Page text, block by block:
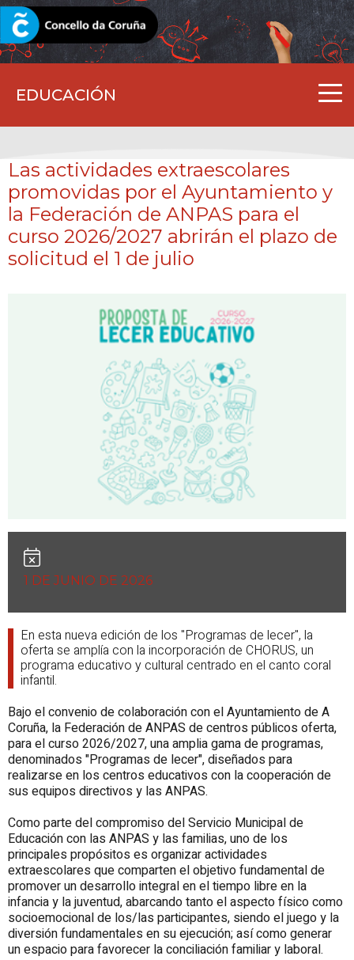
EDUCACIÓN
CORUNA.GAL
Las actividades extraescolares
promovidas por el Ayuntamiento y
la Federación de ANPAS para el
curso 2026/2027 abrirán el plazo de
solicitud el 1 de julio
1 DE JUNIO DE 2026
En esta nueva edición de los "Programas de lecer", la
oferta se amplía con la incorporación de CHORUS, un
programa educativo y cultural centrado en el canto coral
infantil.
Bajo el convenio de colaboración con el Ayuntamiento de A
Coruña, la Federación de ANPAS de centros públicos oferta,
para el curso 2026/2027, una amplia gama de programas,
denominados "Programas de lecer", diseñados para
realizarse en los centros educativos con la cooperación de
sus equipos directivos y las ANPAS.
Como parte del compromiso del Servicio Municipal de
Educación con las ANPAS y las familias, uno de los
principales propósitos es organizar actividades
extraescolares que comparten el objetivo fundamental de
promover un desarrollo integral en el tiempo libre en la
infancia y la juventud, abarcando tanto el aspecto físico como
socioemocional de los/las participantes, siendo el juego y la
diversión fundamentales en su ejecución; así como generar
un espacio para favorecer la conciliación familiar y laboral.